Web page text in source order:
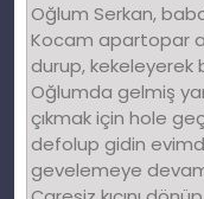
Oğlum Serkan,
Kocam apartopar
durup, kekeleyerek
Oğlumda gelmiş
çıkmak için hole
defolup gidin
gevelemeye